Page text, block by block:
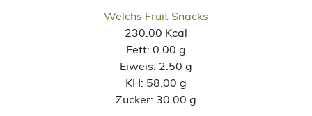
Welchs Fruit Snacks
230.00 Kcal
Fett: 0.00 g
Eiweis: 2.50 g
KH: 58.00 g
Zucker: 30.00 g